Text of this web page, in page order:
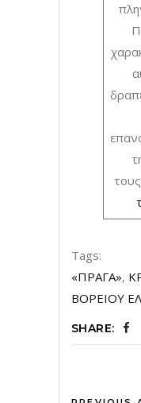
Tags:
«ΠΡΑΓΑ»,
ΒΟΡΕΙΟΥ
SHARE: